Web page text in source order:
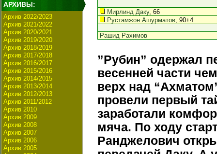
АРХИВЫ:
Архив 2022/2023
Архив 2021/2022
Архив 2020/2021
Архив 2019/2020
Архив 2018/2019
Архив 2017/2018
Архив 2016/2017
Архив 2015/2016
Архив 2014/2015
Архив 2013/2014
Архив 2012/2013
Архив 2011/2012
Архив 2010
Архив 2009
Архив 2008
Архив 2007
Архив 2006
Архив 2005
Мирлинд Даку, 66
Рустамжон Ашурматов, 90+4
Рашид Рахимов
”Рубин” одержал
весенней части
верх над
провели первый
заработали
мяча. По ходу
Ранджелович